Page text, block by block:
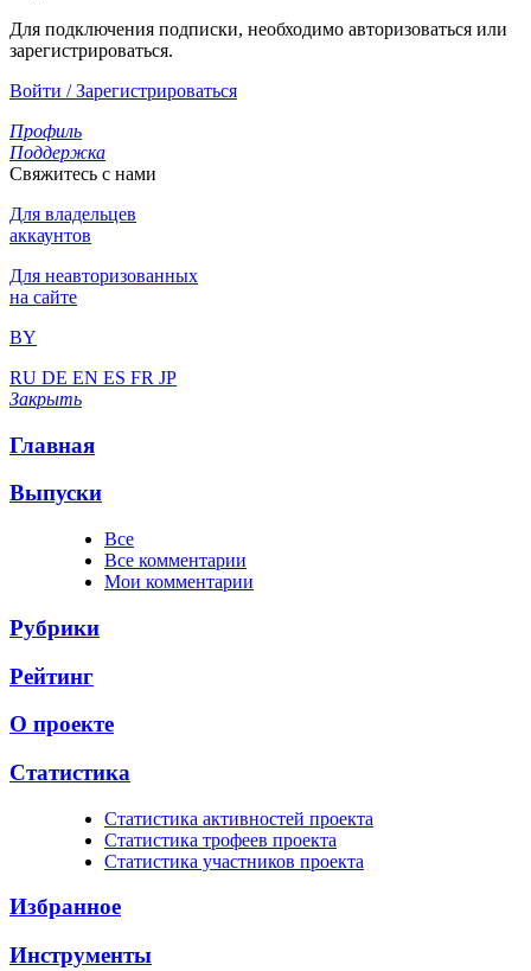
Для подключения подписки, необходимо авторизоваться или
зарегистрироваться.
Войти / Зарегистрироваться
Профиль
Поддержка
Свяжитесь с нами
Для владельцев
аккаунтов
Для неавторизованных
на сайте
BY
RU DE EN ES FR JP
Закрыть
Главная
Выпуски
Все
Все комментарии
Мои комментарии
Рубрики
Рейтинг
О проекте
Статистика
Cтатистика активностей проекта
Cтатистика трофеев проекта
Cтатистика участников проекта
Избранное
Инструменты